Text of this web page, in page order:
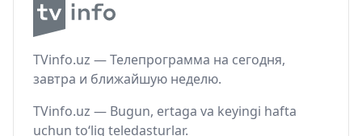
TVinfo.uz — Телепрограмма на сегодня,
завтра и ближайшую неделю.
TVinfo.uz — Bugun, ertaga va keyingi hafta
uchun to‘liq teledasturlar.